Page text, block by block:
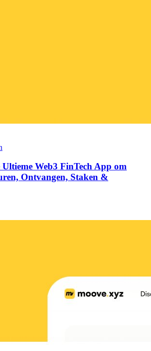
Web3 FinTech App om
Ontvangen, Staken &